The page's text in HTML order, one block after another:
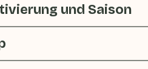
und Saison